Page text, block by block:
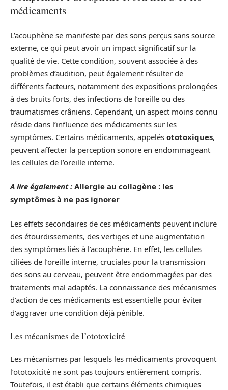
médicaments
L’acouphène se manifeste par des sons perçus sans source
externe, ce qui peut avoir un impact significatif sur la
qualité de vie. Cette condition, souvent associée à des
problèmes d’audition, peut également résulter de
différents facteurs, notamment des expositions prolongées
à des bruits forts, des infections de l’oreille ou des
traumatismes crâniens. Cependant, un aspect moins connu
réside dans l’influence des médicaments sur les
symptômes. Certains médicaments, appelés ototoxiques,
peuvent affecter la perception sonore en endommageant
les cellules de l’oreille interne.
A lire également : Allergie au collagène : les
symptômes à ne pas ignorer
Les effets secondaires de ces médicaments peuvent inclure
des étourdissements, des vertiges et une augmentation
des symptômes liés à l’acouphène. En effet, les cellules
ciliées de l’oreille interne, cruciales pour la transmission
des sons au cerveau, peuvent être endommagées par des
traitements mal adaptés. La connaissance des mécanismes
d’action de ces médicaments est essentielle pour éviter
d’aggraver une condition déjà pénible.
Les mécanismes de l’ototoxicité
Les mécanismes par lesquels les médicaments provoquent
l’ototoxicité ne sont pas toujours entièrement compris.
Toutefois, il est établi que certains éléments chimiques